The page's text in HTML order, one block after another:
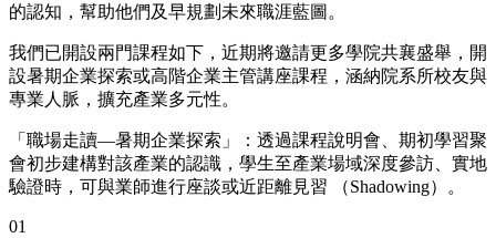
的認知，幫助他們及早規劃未來職涯藍圖。
我們已開設兩門課程如下，近期將邀請更多學院共襄盛舉，開
設暑期企業探索或高階企業主管講座課程，涵納院系所校友與
專業人脈，擴充產業多元性。
「職場走讀—暑期企業探索」：透過課程說明會、期初學習聚
會初步建構對該產業的認識，學生至產業場域深度參訪、實地
驗證時，可與業師進行座談或近距離見習 （Shadowing）。
01